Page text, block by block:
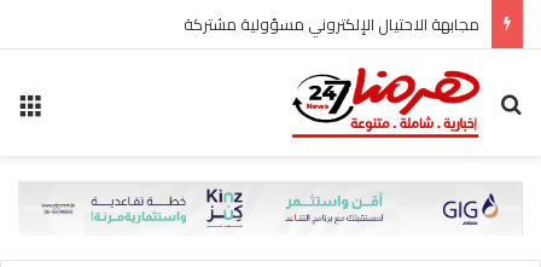
مجابهة الاحتيال الإلكتروني مسؤولية مشتركة
بحث عن